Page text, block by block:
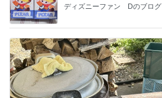
ディズニーファン Dのブログ